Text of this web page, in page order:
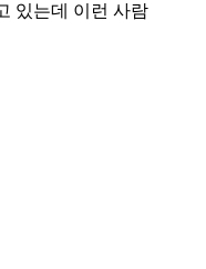
있는데 이런 사람